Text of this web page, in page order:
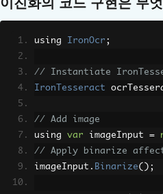
아라비아 숫자
예외 메시지
libgdiplus
테서랙트 폴백 로직
IronOCR 런타임 폴
AVX를 지원하지
leptonica-
Azure Functions
using IronOcr ;
// Instantiate
IronTesseract
// Add image
using var imageInput =
// Apply binarize
imageInput . Binarize();